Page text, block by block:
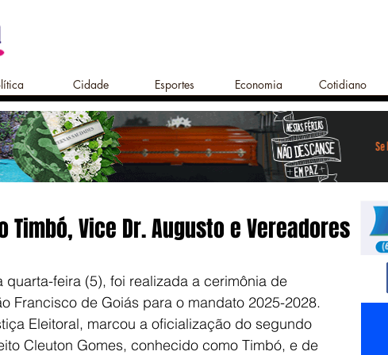
Cidade Esportes Economia Cotidiano
Timbó, Vice Dr. Augusto e Vereadores
quarta-feira (5), foi realizada a cerimônia de
Francisco de Goiás para o mandato 2025-2028.
Eleitoral, marcou a oficialização do segundo
Cleuton Gomes, conhecido como Timbó, e de